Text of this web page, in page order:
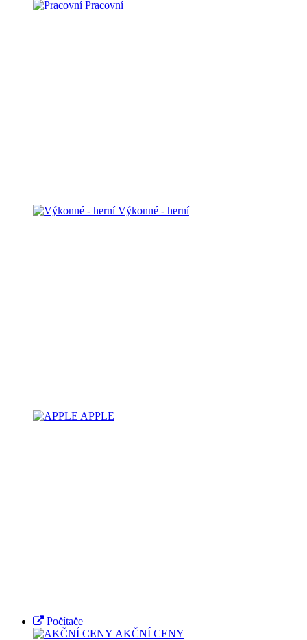
Pracovní
Výkonné - herní
APPLE
Počítače
AKČNÍ CENY